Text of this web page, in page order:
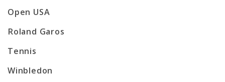
Open USA
Roland Garos
Tennis
Winbledon